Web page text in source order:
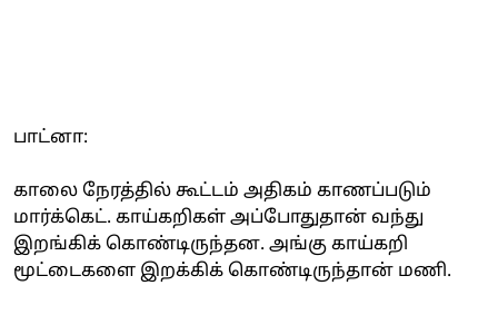
பாட்னா:
காலை நேரத்தில் கூட்டம் அதிகம் காணப்படும்
மார்க்கெட். காய்கறிகள் அப்போதுதான் வந்து
இறங்கிக் கொண்டிருந்தன. அங்கு காய்கறி
மூட்டைகளை இறக்கிக் கொண்டிருந்தான் மணி.